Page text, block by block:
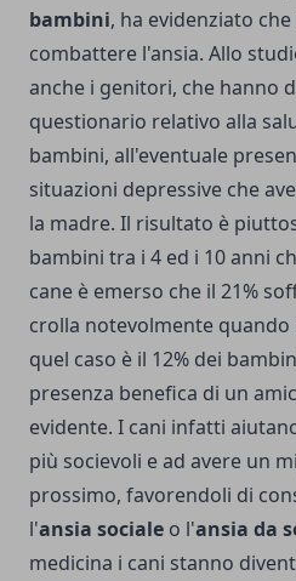
bambini, ha evidenziato che
combattere l'ansia. Allo
anche i genitori, che hanno
questionario relativo alla
bambini, all'eventuale
situazioni depressive che
la madre. Il risultato è
bambini tra i 4 ed i 10 anni
cane è emerso che il 21%
crolla notevolmente quando
quel caso è il 12% dei
presenza benefica di un
evidente. I cani infatti
più socievoli e ad avere un
prossimo, favorendoli di
l'ansia sociale o l'ansia da
medicina i cani stanno